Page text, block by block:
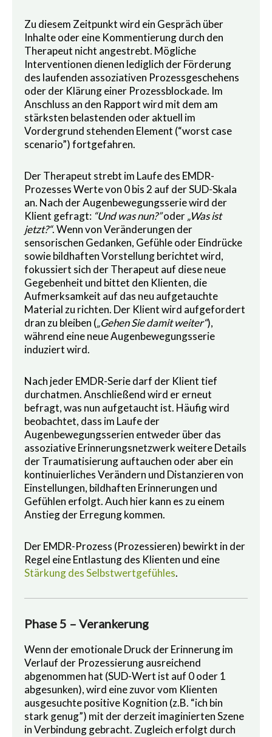
Zu diesem Zeitpunkt wird ein Gespräch über
Inhalte oder eine Kommentierung durch den
Therapeut nicht angestrebt. Mögliche
Interventionen dienen lediglich der Förderung
des laufenden assoziativen Prozessgeschehens
oder der Klärung einer Prozessblockade. Im
Anschluss an den Rapport wird mit dem am
stärksten belastenden oder aktuell im
Vordergrund stehenden Element (“worst case
scenario”) fortgefahren.
Der Therapeut strebt im Laufe des EMDR-
Prozesses Werte von 0 bis 2 auf der SUD-Skala
an. Nach der Augenbewegungsserie wird der
Klient gefragt: “Und was nun?”oder„Was ist
jetzt?“. Wenn von Veränderungen der
sensorischen Gedanken, Gefühle oder Eindrücke
sowie bildhaften Vorstellung berichtet wird,
fokussiert sich der Therapeut auf diese neue
Gegebenheit und bittet den Klienten, die
Aufmerksamkeit auf das neu aufgetauchte
Material zu richten. Der Klient wird aufgefordert
dran zu bleiben („Gehen Sie damit weiter“),
während eine neue Augenbewegungsserie
induziert wird.
Nach jeder EMDR-Serie darf der Klient tief
durchatmen. Anschließend wird er erneut
befragt, was nun aufgetaucht ist. Häufig wird
beobachtet, dass im Laufe der
Augenbewegungsserien entweder über das
assoziative Erinnerungsnetzwerk weitere Details
der Traumatisierung auftauchen oder aber ein
kontinuierliches Verändern und Distanzieren von
Einstellungen, bildhaften Erinnerungen und
Gefühlen erfolgt. Auch hier kann es zu einem
Anstieg der Erregung kommen.
Der EMDR-Prozess (Prozessieren) bewirkt in der
Regel eine Entlastung des Klienten und eine
Stärkung des Selbstwertgefühles.
Phase 5 – Verankerung
Wenn der emotionale Druck der Erinnerung im
Verlauf der Prozessierung ausreichend
abgenommen hat (SUD-Wert ist auf 0 oder 1
abgesunken), wird eine zuvor vom Klienten
ausgesuchte positive Kognition (z.B. “ich bin
stark genug”) mit der derzeit imaginierten Szene
in Verbindung gebracht. Zugleich erfolgt durch